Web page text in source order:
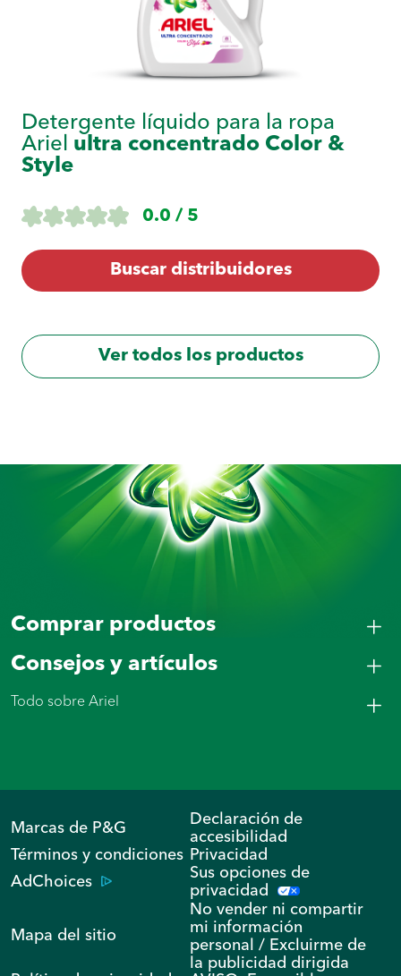
Detergente líquido para la ropa
Ariel ultra concentrado Color &
Style
0.0 / 5
Buscar distribuidores
Ver todos los productos
Comprar productos
Consejos y artículos
Todo sobre Ariel
Marcas de P&G
Declaración de
accesibilidad
Términos y condiciones Privacidad
AdChoices
Sus opciones de
privacidad
Mapa del sitio
No vender ni compartir
mi información
personal / Excluirme de
la publicidad dirigida